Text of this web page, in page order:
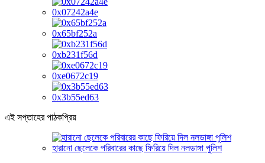
0x07242a4e
0x65bf252a
0xb231f56d
0xe0672c19
0x3b55ed63
এই সপ্তাহের পাঠকপ্রিয়
হারানো ছেলেকে পরিবারের কাছে ফিরিয়ে দিল নলডাঙ্গা পুলিশ